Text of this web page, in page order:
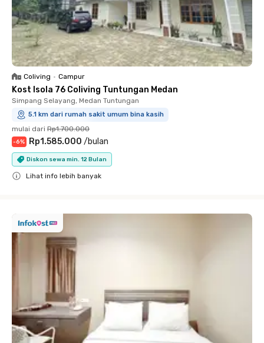
Coliving • Campur
Kost Isola 76 Coliving Tuntungan Medan
Simpang Selayang, Medan Tuntungan
5.1 km dari rumah sakit umum bina kasih
mulai dari Rp1.700.000
-6% Rp1.585.000 /bulan
Diskon sewa min. 12 Bulan
Lihat info lebih banyak